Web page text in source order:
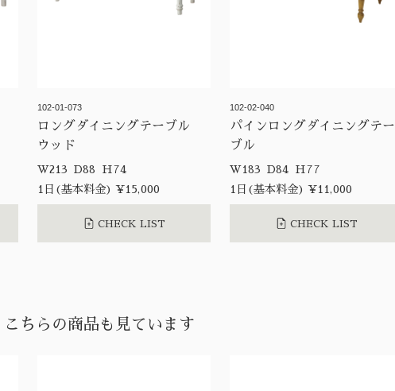
102-01-073
ロングダイニングテーブル
ウッド
W213 D88 H74
1日(基本料金) ¥15,000
CHECK LIST
102-02-040
パインロングダイニングテー
ブル
W183 D84 H77
1日(基本料金) ¥11,000
CHECK LIST
ちらの商品も見ています